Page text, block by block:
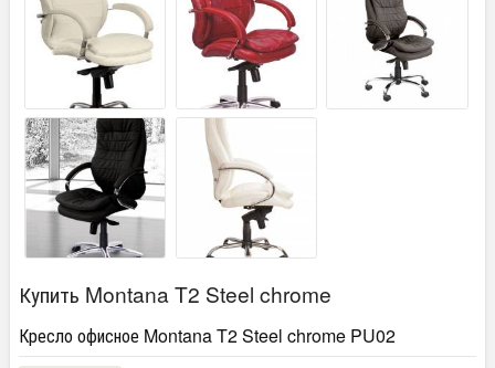
Купить Montana T2 Steel chrome
Кресло офисное Montana T2 Steel chrome PU02